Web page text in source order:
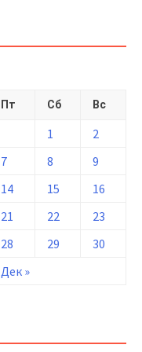
Пт Сб Вс
Дек »
1
2
7 8
9
14 15
16
21 22
23
28 29 30